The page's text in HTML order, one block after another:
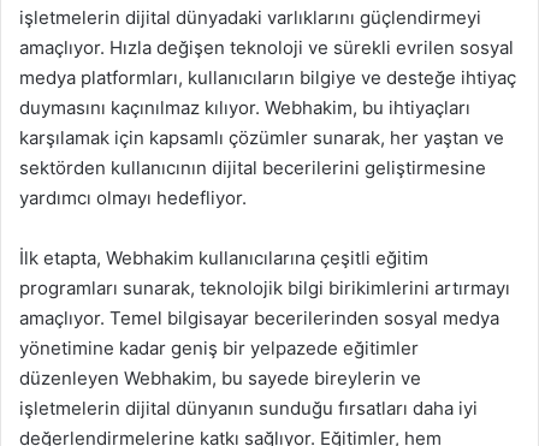
işletmelerin dijital dünyadaki varlıklarını güçlendirmeyi
amaçlıyor. Hızla değişen teknoloji ve sürekli evrilen sosyal
medya platformları, kullanıcıların bilgiye ve desteğe ihtiyaç
duymasını kaçınılmaz kılıyor. Webhakim, bu ihtiyaçları
karşılamak için kapsamlı çözümler sunarak, her yaştan ve
sektörden kullanıcının dijital becerilerini geliştirmesine
yardımcı olmayı hedefliyor.
İlk etapta, Webhakim kullanıcılarına çeşitli eğitim
programları sunarak, teknolojik bilgi birikimlerini artırmayı
amaçlıyor. Temel bilgisayar becerilerinden sosyal medya
yönetimine kadar geniş bir yelpazede eğitimler
düzenleyen Webhakim, bu sayede bireylerin ve
işletmelerin dijital dünyanın sunduğu fırsatları daha iyi
değerlendirmelerine katkı sağlıyor. Eğitimler, hem